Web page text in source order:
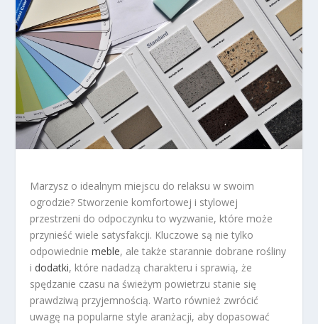
Marzysz o idealnym miejscu do relaksu w swoim
ogrodzie? Stworzenie komfortowej i stylowej
przestrzeni do odpoczynku to wyzwanie, które może
przynieść wiele satysfakcji. Kluczowe są nie tylko
odpowiedniemeble, ale także starannie dobrane rośliny
i dodatki, które nadadzą charakteru i sprawią, że
spędzanie czasu na świeżym powietrzu stanie się
prawdziwą przyjemnością. Warto również zwrócić
uwagę na popularne style aranżacji, aby dopasować